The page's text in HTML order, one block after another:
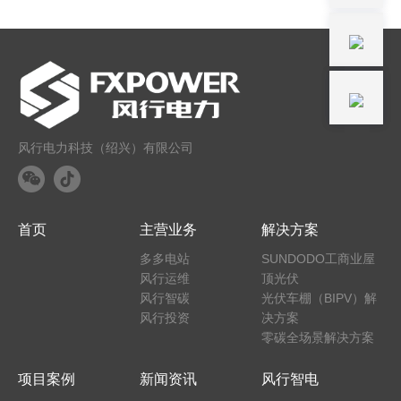
风行电力科技（绍兴）有限公司
首页 主营业务
多多电站
风行运维
风行智碳
风行投资
解决方案
SUNDODO工商业屋
顶光伏
光伏车棚（BIPV）解
决方案
零碳全场景解决方案
项目案例 新闻资讯 风行智电